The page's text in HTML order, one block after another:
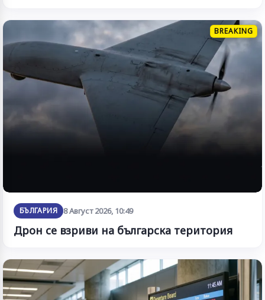
BREAKING
БЪЛГАРИЯ 8 Август 2026, 10:49
Дрон се взриви на българска територия